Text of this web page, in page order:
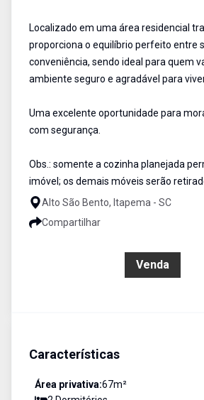
Localizado em uma área residencial
proporciona o equilíbrio perfeito entre
conveniência, sendo ideal para quem
ambiente seguro e agradável para
Uma excelente oportunidade para
com segurança.
Obs.: somente a cozinha planejada
imóvel; os demais móveis serão
Alto São Bento, Itapema - SC
Compartilhar
Venda
Características
Área privativa:67m²